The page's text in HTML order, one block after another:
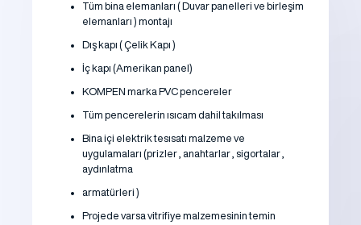
Tüm bina elemanları ( Duvar panelleri ve birleşim
elemanları ) montajı
Dış kapı ( Çelik Kapı )
İç kapı (Amerikan panel)
KOMPEN marka PVC pencereler
Tüm pencerelerin ısıcam dahil takılması
Bina içi elektrik tesısatı malzeme ve
uygulamaları (prizler , anahtarlar , sigortalar ,
aydınlatma
armatürleri )
Projede varsa vitrifiye malzemesinin temin